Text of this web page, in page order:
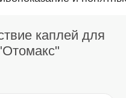
каплей для